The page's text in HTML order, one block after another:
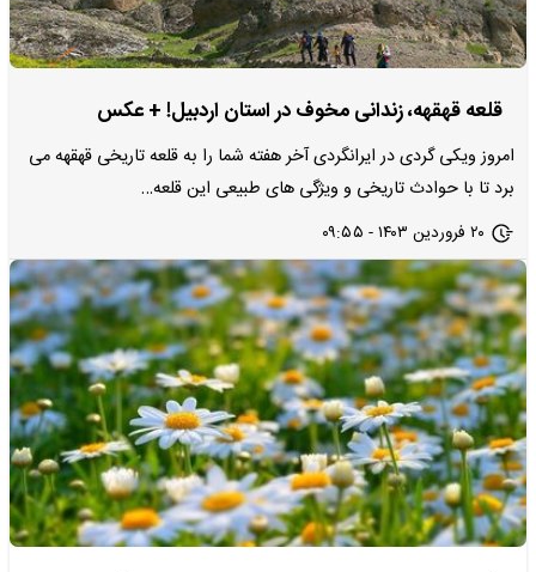
قلعه قهقهه، زندانی مخوف در استان اردبیل! + عکس
امروز ویکی گردی در ایرانگردی آخر هفته شما را به قلعه تاریخی قهقهه می
برد تا با حوادث تاریخی و ویژگی های طبیعی این قلعه…
۲۰ فروردین ۱۴۰۳ - ۰۹:۵۵